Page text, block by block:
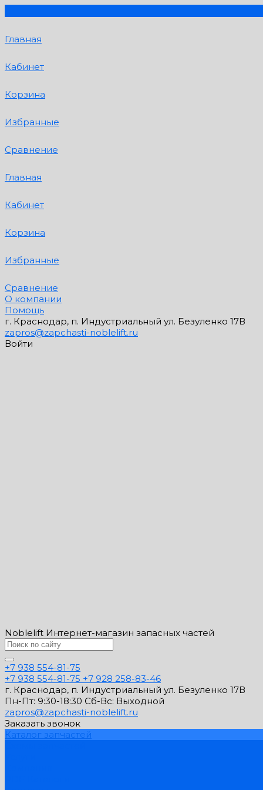
Главная
Кабинет
Корзина
Избранные
Сравнение
Главная
Кабинет
Корзина
Избранные
Сравнение
О компании
Помощь
г. Краснодар, п. Индустриальный ул. Безуленко 17В
zapros@zapchasti-noblelift.ru
Войти
Noblelift Интернет-магазин запасных частей
+7 938 554-81-75
+7 938 554-81-75 +7 928 258-83-46
г. Краснодар, п. Индустриальный ул. Безуленко 17В
Пн-Пт: 9:30-18:30 Cб-Вс: Выходной
zapros@zapchasti-noblelift.ru
Заказать звонок
Каталог запчастей